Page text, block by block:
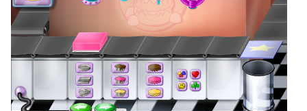
ПК.
Функция передачи файлов упрощает обмен
изображениями, видео и файлами.
Загрузите Purple Place (Оригинал) и запустите его
на своем компьютере. Наслаждайтесь большим